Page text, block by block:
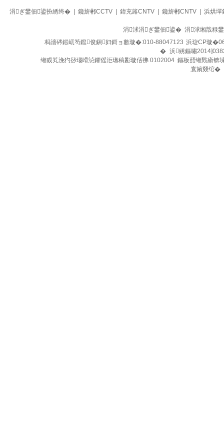
涓ぎ鐢佃鍙扮綉绔� 鑱旂郴CCTV 鍏充簬CNTV 鑱旂郴CNTV 浜烘墠
涓浗涓ぎ鐢佃鍙� 涓浗缃戠粶
杩濇硶鍜屼笉鑹俊鎭妇鎶ョ數璇�:010-88047123 浜琁CP璇
� 浜綉鏂嘯
缃戜笂浼犳挱瑙嗗惉鑺傜洰璁稿彲璇佸彿 0102004 鏂板嚭缃戣瘉
寰嬪叕绾�